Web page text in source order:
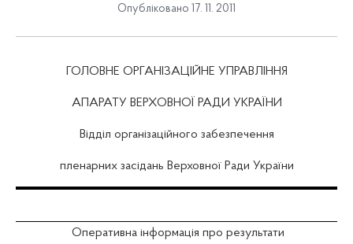
Опубліковано 17. 11. 2011
ГОЛОВНЕ ОРГАНІЗАЦІЙНЕ УПРАВЛІННЯ
АПАРАТУ ВЕРХОВНОЇ РАДИ УКРАЇНИ
Відділ організаційного забезпечення
пленарних засідань Верховної Ради України
Оперативна інформація про результати